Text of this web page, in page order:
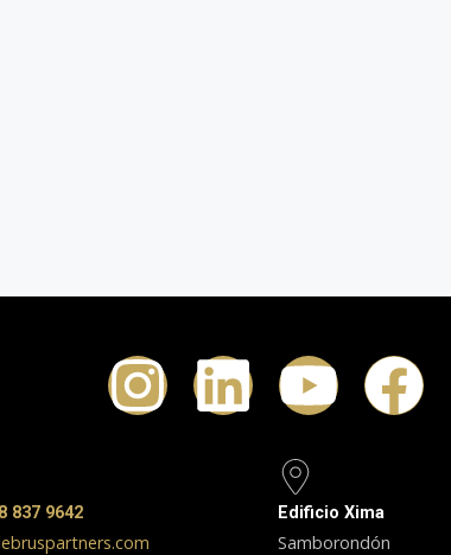
837 9642 Edificio Xima
Samborondón